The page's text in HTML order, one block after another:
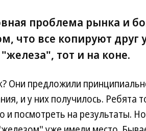
проблема рынка и
что все копируют друг
тот и на коне.
Они предложили
и у них получилось. Ребята
посмотреть на результаты.